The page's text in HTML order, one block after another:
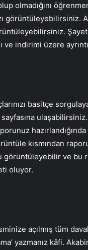
olmadığını
görüntüleyebilirsiniz.
ve indirimi üzere
basitçe
kısmından
görüntüleyebilir ve
oluyor.
açılmış tüm
yazmanız kâfi.